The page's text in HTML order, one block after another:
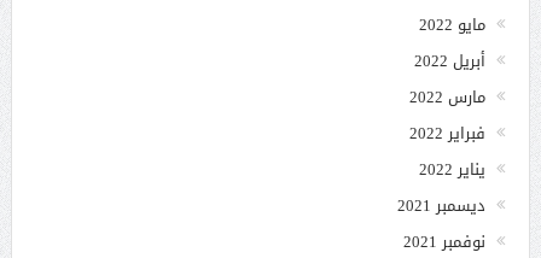
مايو 2022
أبريل 2022
مارس 2022
فبراير 2022
يناير 2022
ديسمبر 2021
نوفمبر 2021